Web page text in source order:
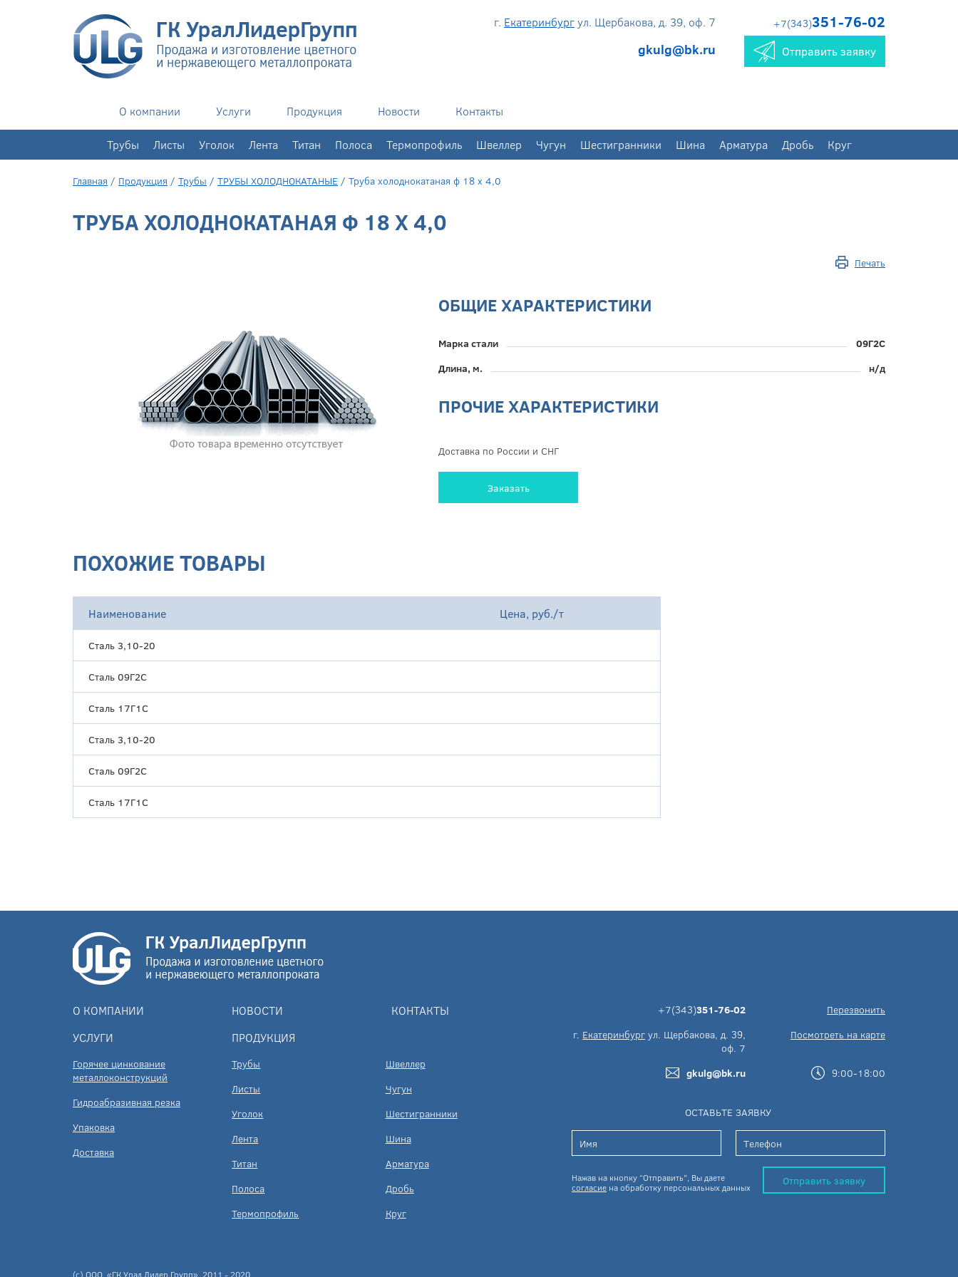
г. Екатеринбургул. Щербакова, д. 39, оф. 7
gkulg@bk.ru
+7(343)351-76-02
Отправить заявку
+7(343)351-76-02
О компании Услуги Продукция Новости Контакты
Трубы Листы Уголок Лента Титан Полоса Термопрофиль Швеллер Чугун Шестигранники Шина Арматура Дробь Круг
Главная / Продукция / Трубы / ТРУБЫ ХОЛОДНОКАТАНЫЕ / Труба холоднокатаная ф 18 х 4,0
ТРУБА ХОЛОДНОКАТАНАЯ Ф 18 Х 4,0
Печать
ОБЩИЕ ХАРАКТЕРИСТИКИ
Марка стали
09Г2С
Длина, м.
н/д
ПРОЧИЕ ХАРАКТЕРИСТИКИ
Доставка по России и СНГ
Заказать
ПОХОЖИЕ ТОВАРЫ
Наименование Цена, руб./т
Сталь 3,10-20
Сталь 09Г2С
Сталь 17Г1С
Сталь 3,10-20
Сталь 09Г2С
Сталь 17Г1С
О КОМПАНИИ НОВОСТИ
КОНТАКТЫ
УСЛУГИ
Горячее цинкование
металлоконструкций
Гидроабразивная резка
Упаковка
Доставка
ПРОДУКЦИЯ
Трубы
Листы
Уголок
Лента
Титан
Полоса
Термопрофиль
Швеллер
Чугун
Шестигранники
Шина
Арматура
Дробь
Круг
+7(343)351-76-02
Перезвонить
г. Екатеринбург ул. Щербакова, д. 39,
оф. 7
Посмотреть на карте
gkulg@bk.ru 9:00-18:00
ОСТАВЬТЕ ЗАЯВКУ
Нажав на кнопку “Отправить”, Вы даете
согласиена обработку персональных данных
Отправить заявку
(c) ООО «ГК Урал Лидер Групп», 2011 - 2020